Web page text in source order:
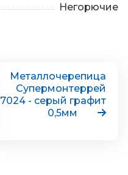
Негорючие
Металлочерепица
Супермонтеррей
7024 - серый графит
0,5мм